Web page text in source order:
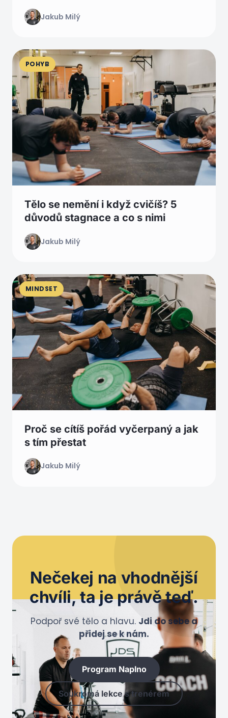
Jakub Milý
POHYB
Tělo se nemění i když cvičíš? 5
důvodů stagnace a co s nimi
Jakub Milý
MINDSET
Proč se cítíš pořád vyčerpaný a jak
s tím přestat
Jakub Milý
Nečekej na vhodnější
chvíli, ta je právě teď.
Podpoř své tělo a hlavu. Jdi do sebe a
přidej se k nám.
Program Naplno
Soukromá lekce s trenérem